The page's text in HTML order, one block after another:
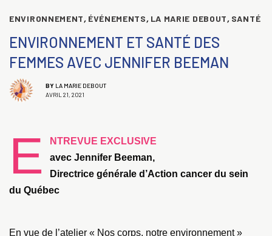
ENVIRONNEMENT, ÉVÉNEMENTS, LA MARIE DEBOUT, SANTÉ
ENVIRONNEMENT ET SANTÉ DES
FEMMES AVEC JENNIFER BEEMAN
BY LA MARIE DEBOUT
AVRIL 21, 2021
E
NTREVUE EXCLUSIVE
avec Jennifer Beeman,
Directrice générale d’Action cancer du sein
du Québec
En vue de l’atelier « Nos corps, notre environnement »